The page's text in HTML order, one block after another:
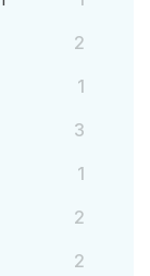
2
1
3
1
2
2